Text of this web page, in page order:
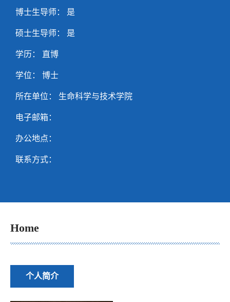
博士生导师： 是
硕士生导师： 是
学历： 直博
学位： 博士
所在单位： 生命科学与技术学院
电子邮箱：
办公地点：
联系方式：
Home
个人简介